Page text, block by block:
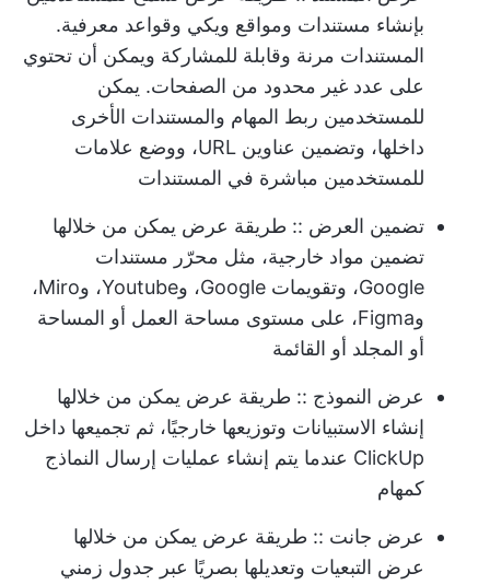
بإنشاء مستندات ومواقع ويكي وقواعد معرفية.
المستندات مرنة وقابلة للمشاركة ويمكن أن تحتوي
على عدد غير محدود من الصفحات. يمكن
للمستخدمين ربط المهام والمستندات الأخرى
داخلها، وتضمين عناوين URL، ووضع علامات
للمستخدمين مباشرة في المستندات
تضمين العرض :: طريقة عرض يمكن من خلالها
تضمين مواد خارجية، مثل محرّر مستندات
Google، وتقويمات Google، وYoutube، وMiro،
وFigma، على مستوى مساحة العمل أو المساحة
أو المجلد أو القائمة
عرض النموذج :: طريقة عرض يمكن من خلالها
إنشاء الاستبيانات وتوزيعها خارجيًا، ثم تجميعها داخل
ClickUp عندما يتم إنشاء عمليات إرسال النماذج
كمهام
عرض جانت :: طريقة عرض يمكن من خلالها
عرض التبعيات وتعديلها بصريًا عبر جدول زمني